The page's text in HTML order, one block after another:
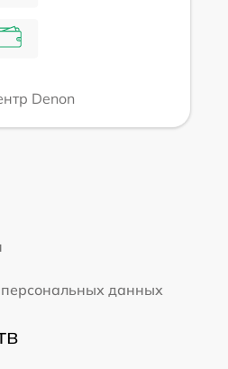
Denon
персональных данных